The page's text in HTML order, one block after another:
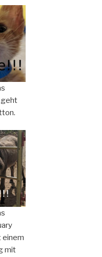
geht
einem
mit